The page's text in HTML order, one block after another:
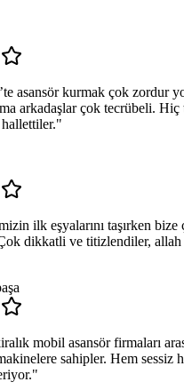
asansör kurmak çok zordur
arkadaşlar çok tecrübeli. Hiç
"
ilk eşyalarını taşırken bize
dikkatli ve titizlendiler, allah
mobil asansör firmaları
sahipler. Hem sessiz
"